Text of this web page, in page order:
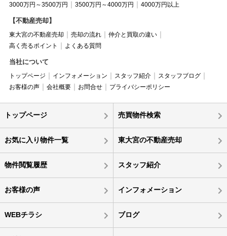
3000万円～3500万円
3500万円～4000万円 4000万円以上
【不動産売却】
東大宮の不動産売却 売却の流れ
仲介と買取の違い
高く売るポイント
よくある質問
当社について
トップページ インフォメーション スタッフ紹介
スタッフブログ
お客様の声
会社概要 お問合せ プライバシーポリシー
トップページ 売買物件検索
お気に入り物件一覧 東大宮の不動産売却
物件閲覧履歴 スタッフ紹介
お客様の声 インフォメーション
WEBチラシ ブログ